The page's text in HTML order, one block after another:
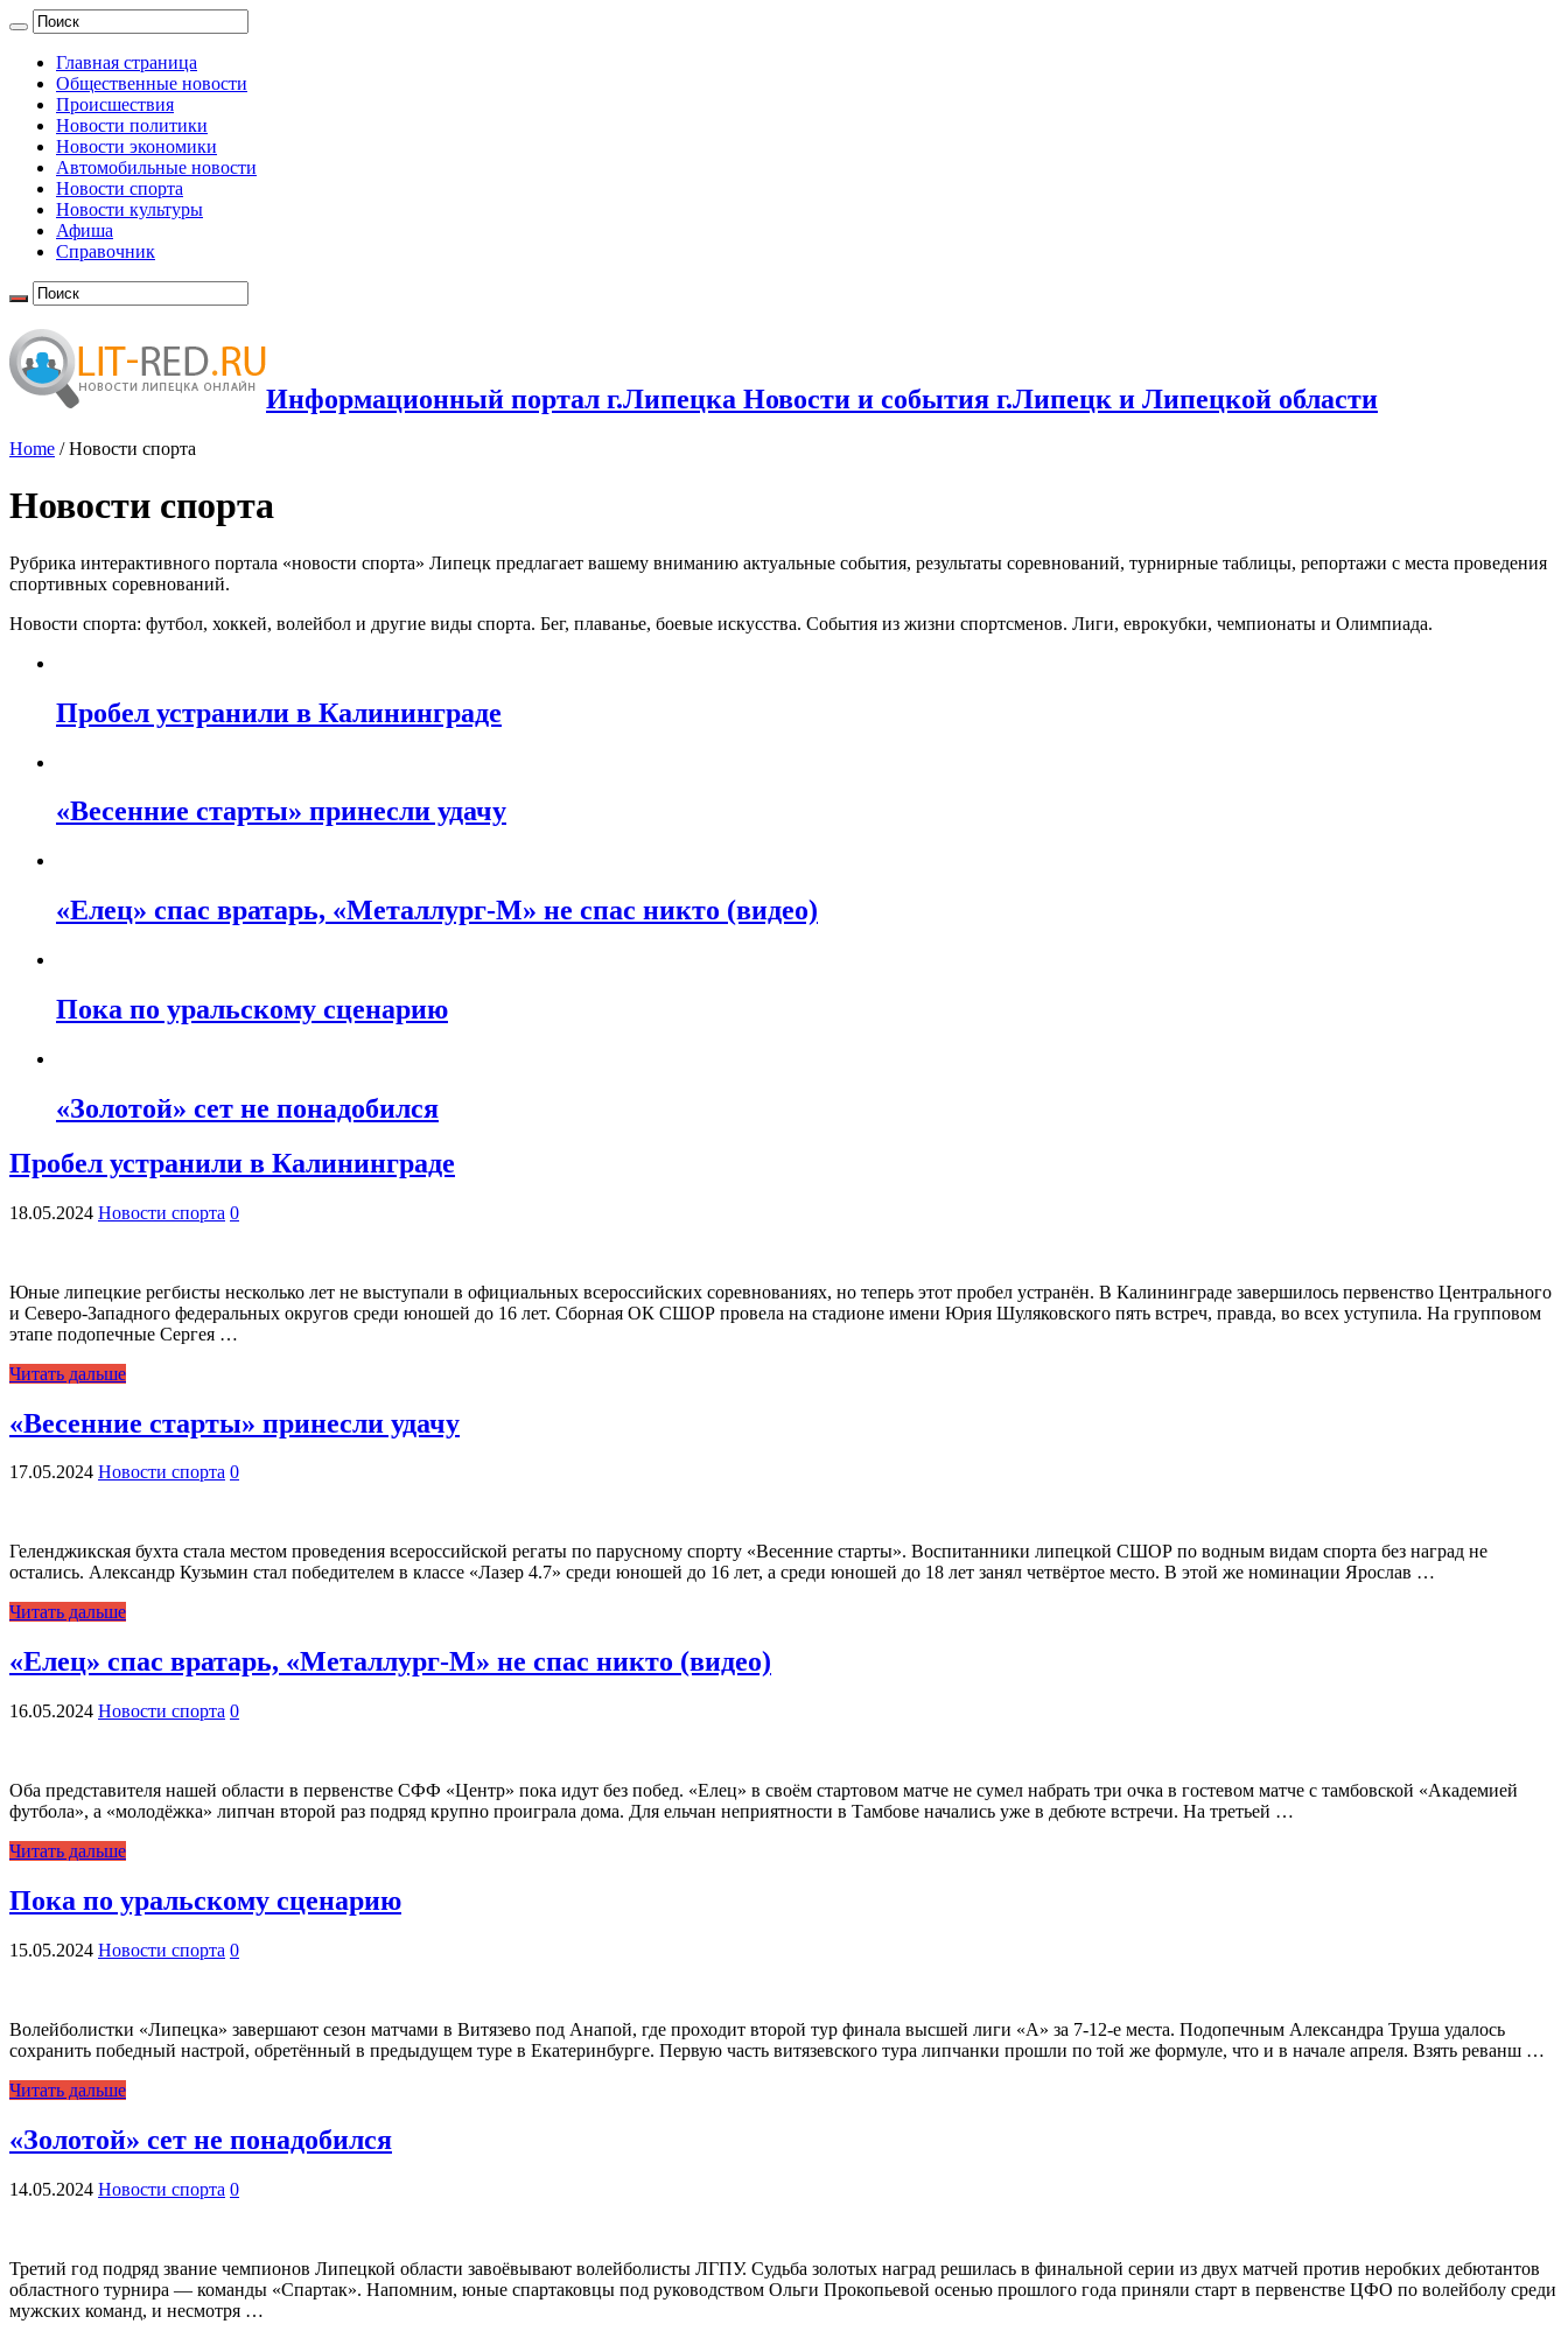
Главная страница
Общественные новости
Происшествия
Новости политики
Новости экономики
Автомобильные новости
Новости спорта
Новости культуры
Афиша
Справочник
Информационный портал г.Липецка Новости и события г.Липецк и Липецкой области
Home / Новости спорта
Новости спорта
Рубрика интерактивного портала «новости спорта» Липецк предлагает вашему вниманию актуальные события, результаты соревнований, турнирные таблицы, репортажи с места проведения
спортивных соревнований.
Новости спорта: футбол, хоккей, волейбол и другие виды спорта. Бег, плаванье, боевые искусства. События из жизни спортсменов. Лиги, еврокубки, чемпионаты и Олимпиада.
Пробел устранили в Калининграде
«Весенние старты» принесли удачу
«Елец» спас вратарь, «Металлург-М» не спас никто (видео)
Пока по уральскому сценарию
«Золотой» сет не понадобился
Пробел устранили в Калининграде
18.05.2024 Новости спорта 0
Юные липецкие регбисты несколько лет не выступали в официальных всероссийских соревнованиях, но теперь этот пробел устранён. В Калининграде завершилось первенство Центрального
и Северо-Западного федеральных округов среди юношей до 16 лет. Сборная ОК СШОР провела на стадионе имени Юрия Шуляковского пять встреч, правда, во всех уступила. На групповом
этапе подопечные Сергея …
Читать дальше
«Весенние старты» принесли удачу
17.05.2024 Новости спорта 0
Геленджикская бухта стала местом проведения всероссийской регаты по парусному спорту «Весенние старты». Воспитанники липецкой СШОР по водным видам спорта без наград не
остались. Александр Кузьмин стал победителем в классе «Лазер 4.7» среди юношей до 16 лет, а среди юношей до 18 лет занял четвёртое место. В этой же номинации Ярослав …
Читать дальше
«Елец» спас вратарь, «Металлург-М» не спас никто (видео)
16.05.2024 Новости спорта 0
Оба представителя нашей области в первенстве СФФ «Центр» пока идут без побед. «Елец» в своём стартовом матче не сумел набрать три очка в гостевом матче с тамбовской «Академией
футбола», а «молодёжка» липчан второй раз подряд крупно проиграла дома. Для ельчан неприятности в Тамбове начались уже в дебюте встречи. На третьей …
Читать дальше
Пока по уральскому сценарию
15.05.2024 Новости спорта 0
Волейболистки «Липецка» завершают сезон матчами в Витязево под Анапой, где проходит второй тур финала высшей лиги «А» за 7-12-е места. Подопечным Александра Труша удалось
сохранить победный настрой, обретённый в предыдущем туре в Екатеринбурге. Первую часть витязевского тура липчанки прошли по той же формуле, что и в начале апреля. Взять реванш …
Читать дальше
«Золотой» сет не понадобился
14.05.2024 Новости спорта 0
Третий год подряд звание чемпионов Липецкой области завоёвывают волейболисты ЛГПУ. Судьба золотых наград решилась в финальной серии из двух матчей против неробких дебютантов
областного турнира — команды «Спартак». Напомним, юные спартаковцы под руководством Ольги Прокопьевой осенью прошлого года приняли старт в первенстве ЦФО по волейболу среди
мужских команд, и несмотря …